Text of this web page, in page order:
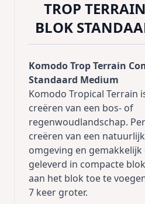
TROP
BLOK
Komodo Trop Terrain
Standaard Medium
Komodo Tropical Terrain
creëren van een bos- of
regenwoudlandschap.
creëren van een
omgeving en
geleverd in compacte
aan het blok toe te
7 keer groter.